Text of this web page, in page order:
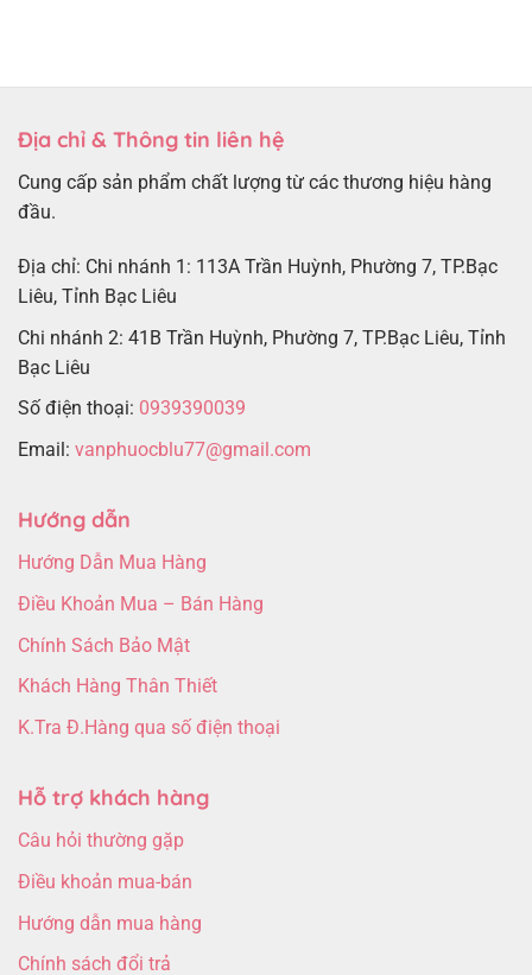
Địa chỉ & Thông tin liên hệ
Cung cấp sản phẩm chất lượng từ các thương hiệu hàng
đầu.
Địa chỉ: Chi nhánh 1: 113A Trần Huỳnh, Phường 7, TP.Bạc
Liêu, Tỉnh Bạc Liêu
Chi nhánh 2: 41B Trần Huỳnh, Phường 7, TP.Bạc Liêu, Tỉnh
Bạc Liêu
Số điện thoại: 0939390039
Email: vanphuocblu77@gmail.com
Hướng dẫn
Hướng Dẫn Mua Hàng
Điều Khoản Mua – Bán Hàng
Chính Sách Bảo Mật
Khách Hàng Thân Thiết
K.Tra Đ.Hàng qua số điện thoại
Hỗ trợ khách hàng
Câu hỏi thường gặp
Điều khoản mua-bán
Hướng dẫn mua hàng
Chính sách đổi trả